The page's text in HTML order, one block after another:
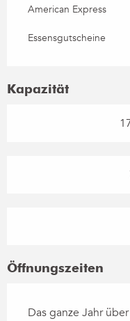
American Express
Essensgutscheine
Kapazität
Öffnungszeiten
Das ganze Jahr